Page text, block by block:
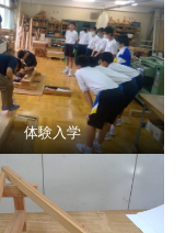
体験入学